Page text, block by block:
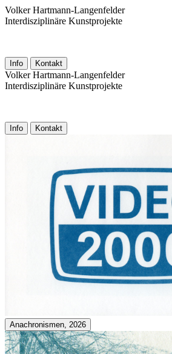
Volker Hartmann-Langenfelder
Interdisziplinäre Kunstprojekte
Info Kontakt
Volker Hartmann-Langenfelder
Interdisziplinäre Kunstprojekte
Info Kontakt
Anachronismen, 2026